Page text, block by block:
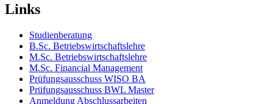
Links
Studienberatung
B.Sc. Betriebswirtschaftslehre
M.Sc. Betriebswirtschaftslehre
M.Sc. Financial Management
Prüfungsausschuss WISO BA
Prüfungsausschuss BWL Master
Anmeldung Abschlussarbeiten